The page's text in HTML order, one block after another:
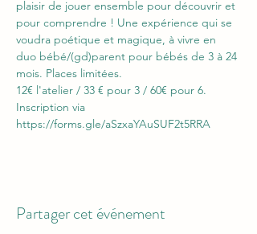
plaisir de jouer ensemble pour découvrir et
pour comprendre ! Une expérience qui se
voudra poétique et magique, à vivre en
duo bébé/(gd)parent pour bébés de 3 à 24
mois. Places limitées.
12€ l'atelier / 33 € pour 3 / 60€ pour 6.
Inscription via
https://forms.gle/aSzxaYAuSUF2t5RRA
Partager cet événement